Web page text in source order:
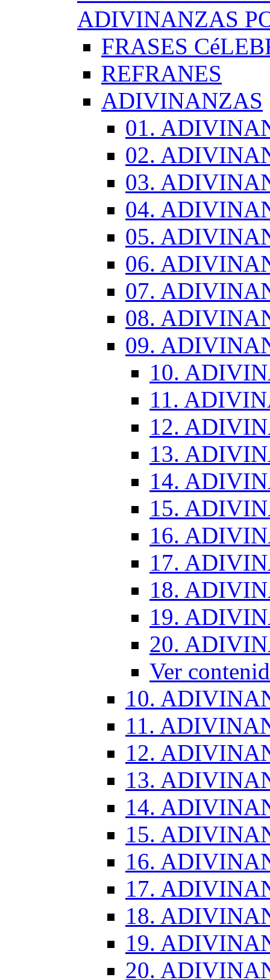
ADIVINANZAS
FRASES
REFRANES
ADIVINANZAS
01.
02.
03.
04.
05.
06.
07.
08.
09.
10.
11.
12.
13.
14.
15.
16.
17.
18.
19.
20.
Ver
10.
11.
12.
13.
14.
15.
16.
17.
18.
19.
20.